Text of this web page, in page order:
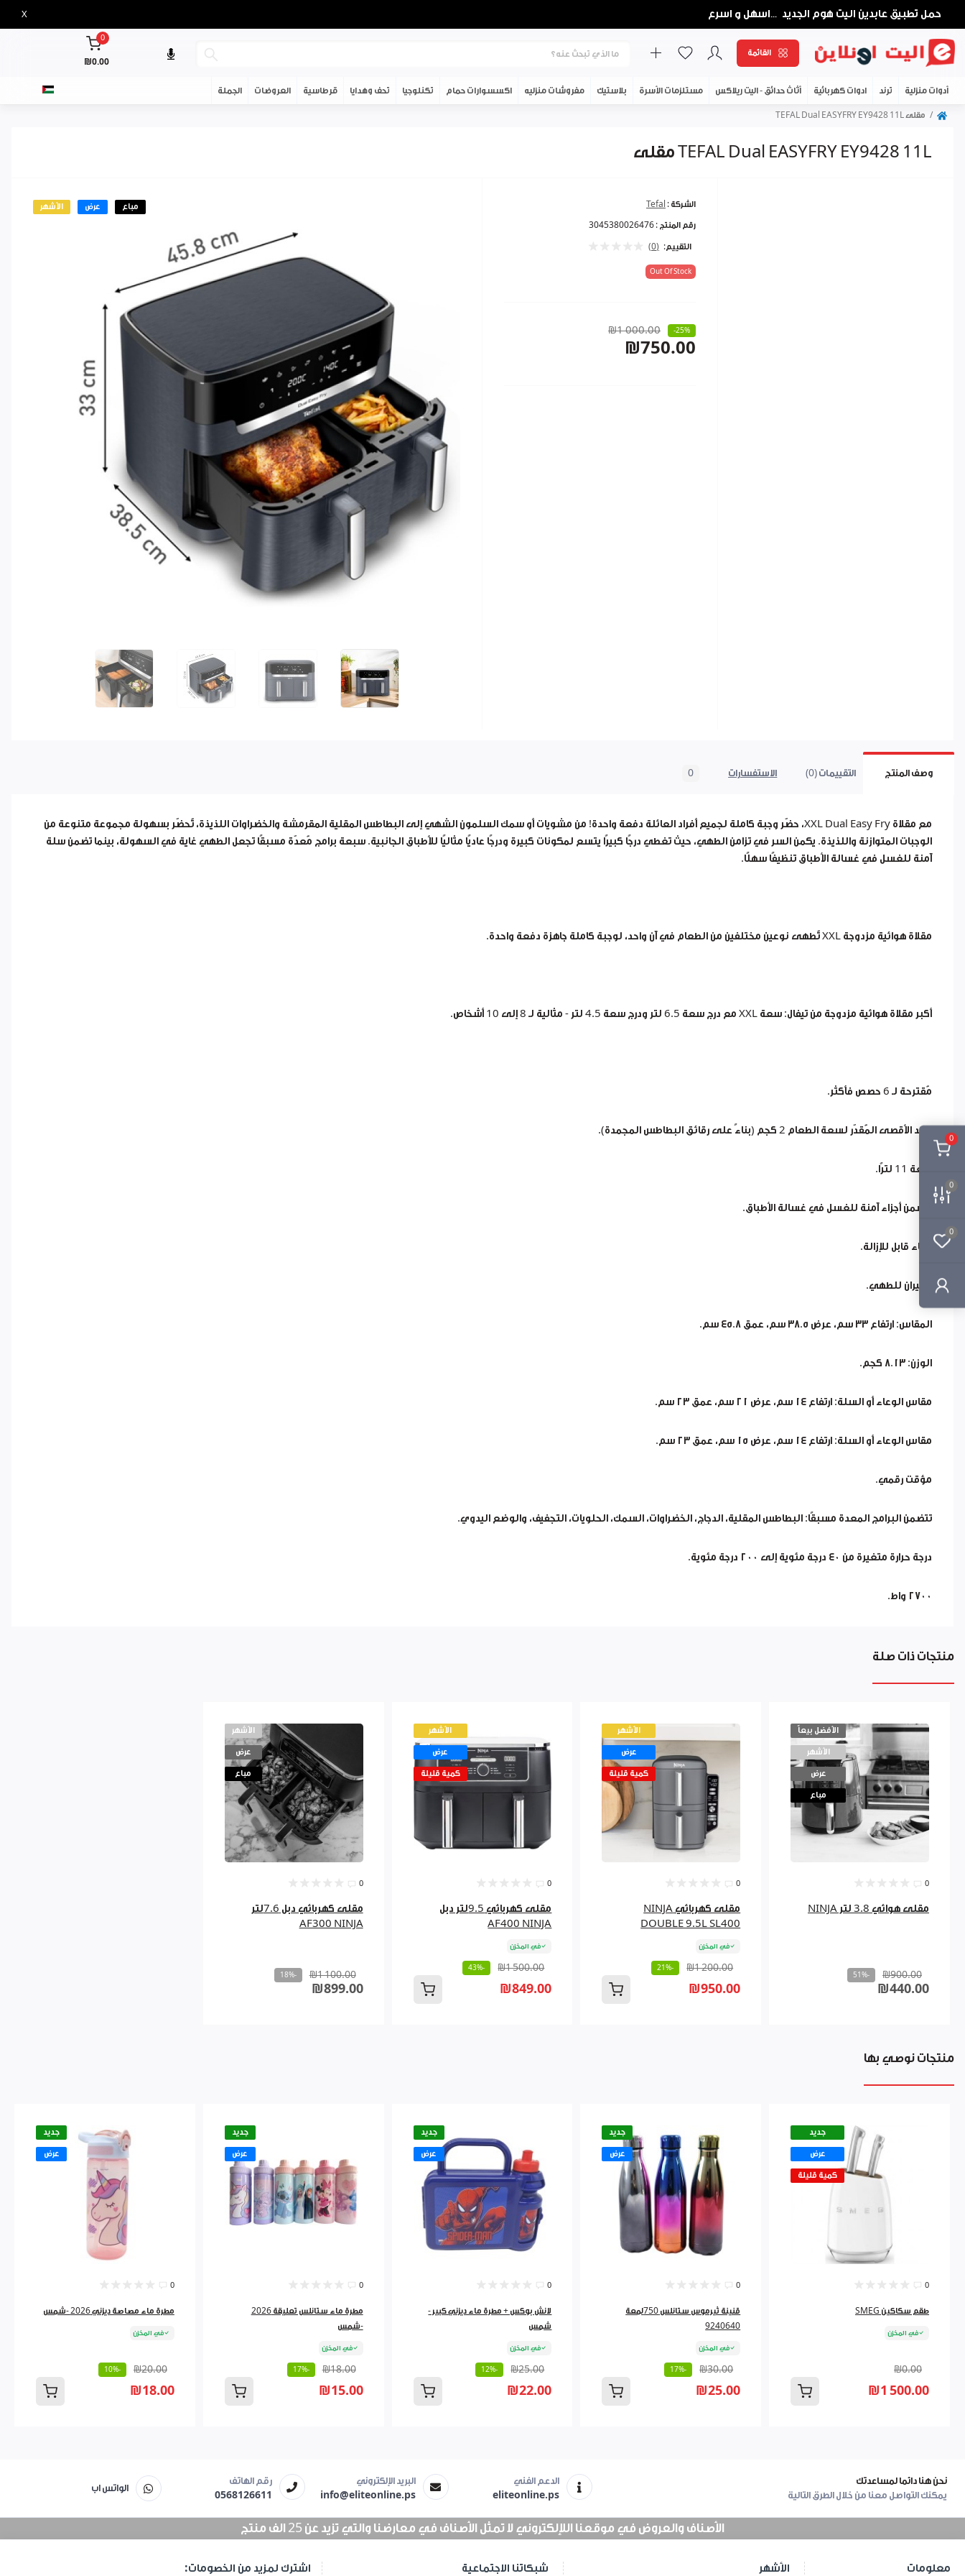
0
0
0
حمل تطبيق عابدين اليت هوم الجديد ...اسهل و اسرع X
القائمة
0
₪0.00
أدوات منزلية ترند ادوات كهربائية أثاث حدائق - اليت ريلاكس مستلزمات الأسرة بلاستيك مفروشات منزليه اكسسوارات حمام تكنلوجيا تحف وهدايا قرطاسية العروضات الجملة
مقلى TEFAL Dual EASYFRY EY9428 11L
مقلى TEFAL Dual EASYFRY EY9428 11L
الأشهر عرض مباع الشركة : Tefal
رقم المنتج : 3045380026476
التقييم: (0)
Out Of Stock
₪1 000.00 -25%
₪750.00
وصف المنتج التقييمات (0) الاستفسارات 0
مع مقلاة XXL Dual Easy Fry، حضّر وجبة كاملة لجميع أفراد العائلة دفعة واحدة! من مشويات أو سمك السلمون الشهي إلى البطاطس المقلية المقرمشة والخضراوات اللذيذة، تُحضّر بسهولة مجموعة متنوعة من
الوجبات المتوازنة واللذيذة. يكمن السر في تزامن الطهي، حيث تغطي درجًا كبيرًا يتسع لمكونات كبيرة ودرجًا عاديًا مثاليًا للأطباق الجانبية. سبعة برامج مُعدّة مسبقًا تجعل الطهي غاية في السهولة، بينما تضمن سلة
آمنة للغسل في غسالة الأطباق تنظيفًا سهلًا.
مقلاة هوائية مزدوجة XXL تُطهى نوعين مختلفين من الطعام في آن واحد، لوجبة كاملة جاهزة دفعة واحدة.
أكبر مقلاة هوائية مزدوجة من تيفال: سعة XXL مع درج سعة 6.5 لتر ودرج سعة 4.5 لتر - مثالية لـ 8 إلى 10 أشخاص.
مُقترحة لـ 6 حصص فأكثر.
الحد الأقصى المُقدّر لسعة الطعام 2 كجم (بناءً على رقائق البطاطس المجمدة).
سعة 11 لترًا.
تتضمن أجزاء آمنة للغسل في غسالة الأطباق.
وعاء قابل للإزالة.
حجيران للطهي.
المقاس: ارتفاع ٣٣ سم، عرض ٣٨.٥ سم، عمق ٤٥.٨ سم.
الوزن: ٨.١٣ كجم.
مقاس الوعاء أو السلة: ارتفاع ١٤ سم، عرض ٢١ سم، عمق ٢٣ سم.
مقاس الوعاء أو السلة: ارتفاع ١٤ سم، عرض ١٥ سم، عمق ٢٣ سم.
مؤقت رقمي.
تتضمن البرامج المعدة مسبقًا: البطاطس المقلية، الدجاج، الخضراوات، السمك، الحلويات، التجفيف، والوضع اليدوي.
درجة حرارة متغيرة من ٤٠ درجة مئوية إلى ٢٠٠ درجة مئوية.
٢٧٠٠ واط.
منتجات ذات صلة
الأفضل بيعاً
الأشهر
عرض
مباع
0
مقلى هوائي 3.8 لتر NINJA
₪900.00
-51%
₪440.00
الأشهر
عرض
كمية قليلة
0
مقلى كهربائي NINJA
DOUBLE 9.5L SL400
في المخزن
₪1 200.00
-21%
₪950.00
الأشهر
عرض
كمية قليلة
0
مقلى كهربائي 9.5لتر دبل
AF400 NINJA
في المخزن
₪1 500.00
-43%
₪849.00
الأشهر
عرض
مباع
0
مقلى كهربائي دبل 7.6لتر
AF300 NINJA
₪1 100.00
-18%
₪899.00
منتجات نوصي بها
جديد
عرض
كمية قليلة
0
طقم سكاكين SMEG
في المخزن
₪0.00
₪1 500.00
جديد
عرض
0
قنينة ثيرموس ستانلس 750لمعة
9240640
في المخزن
₪30.00
-17%
₪25.00
جديد
عرض
0
لانش بوكس + مطرة ماء ديزني كبير -
شمس
في المخزن
₪25.00
-12%
₪22.00
جديد
عرض
0
مطرة ماء ستانلس تعليقة 2026
-شمس
في المخزن
₪18.00
-17%
₪15.00
جديد
عرض
0
مطرة ماء مصاصة ديزني 2026 -شمس
في المخزن
₪20.00
-10%
₪18.00
نحن هنا دائما لمساعدتك
يمكنك التواصل معنا من خلال الطرق التالية
الدعم الفني
eliteonline.ps
البريد الإلكتروني
info@eliteonline.ps
رقم الهاتف
0568126611
الواتس اب
الأصناف والعروض في موقعنا اللإلكتروني لا تمثل الأصناف في معارضنا والتي تزيد عن 25 الف منتج
اشترك لمزيد من الخصومات: شبكاتنا الاجتماعية الأشهر معلومات